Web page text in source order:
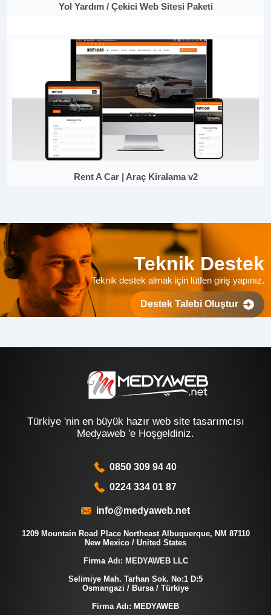
Yol Yardım / Çekici Web Sitesi Paketi
Rent A Car | Araç Kiralama v2
Teknik Destek
Teknik destek almak için lütfen giriş yapınız.
Destek Talebi Oluştur
Türkiye 'nin en büyük hazır web site tasarımcısı
Medyaweb 'e Hoşgeldiniz.
0850 309 94 40
0224 334 01 87
info@medyaweb.net
1209 Mountain Road Place Northeast Albuquerque, NM 87110
New Mexico / United States
Firma Adı: MEDYAWEB LLC
Selimiye Mah. Tarhan Sok. No:1 D:5
Osmangazi / Bursa / Türkiye
Firma Adı: MEDYAWEB